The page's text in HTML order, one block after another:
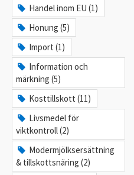
Handel inom EU (1)
Honung (5)
Import (1)
Information och
märkning (5)
Kosttillskott (11)
Livsmedel för
viktkontroll (2)
Modermjölksersättning
& tillskottsnäring (2)